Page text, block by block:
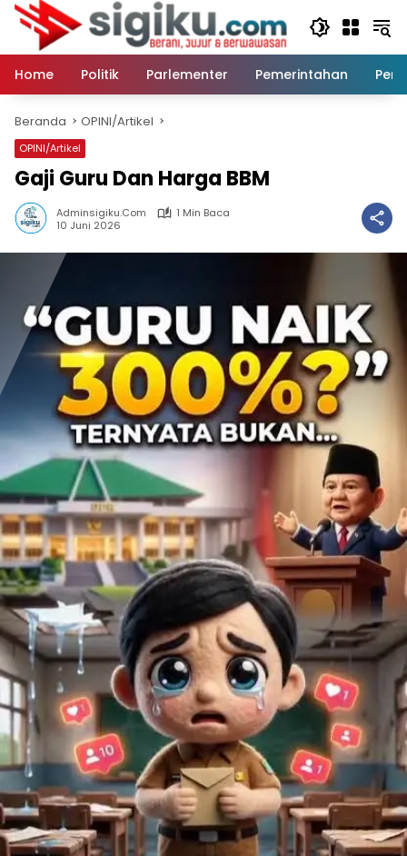
Langsung
konten
Home
Politik Parlementer Pemerintahan
Beranda OPINI/Artikel
OPINI/Artikel
Gaji Guru Dan Harga BBM
Adminsigiku.com
1 Min Baca
10 Juni 2026